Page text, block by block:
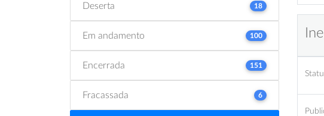
Deserta 18
Em andamento 100
Encerrada 151
Fracassada 6